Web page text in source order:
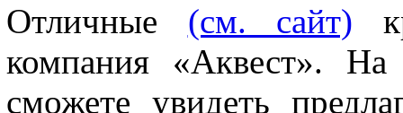
Отличные (см. сайт)
компания «Аквест».
сможете увидеть